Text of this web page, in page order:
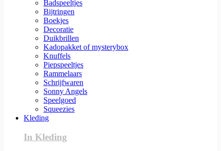
Badspeeltjes
Bijtringen
Boekjes
Decoratie
Duikbrillen
Kadopakket of mysterybox
Knuffels
Piepspeeltjes
Rammelaars
Schrijfwaren
Sonny Angels
Speelgoed
Squeezies
Kleding
In Kleding